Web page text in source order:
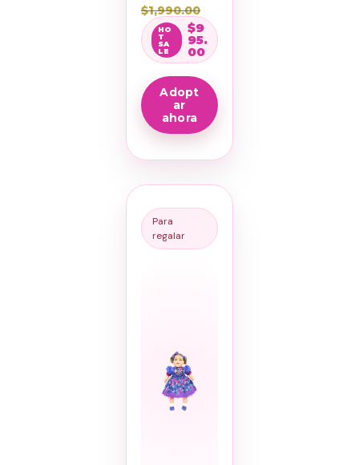
$1,990.00
$9
95.
00
Adopt
ar
ahora
Para
regalar